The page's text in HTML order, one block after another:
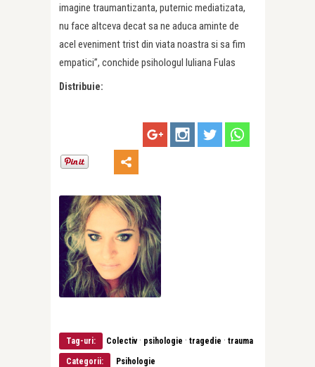
imagine traumantizanta, puternic mediatizata,
nu face altceva decat sa ne aduca aminte de
acel eveniment trist din viata noastra si sa fim
empatici”, conchide psihologul Iuliana Fulas
Distribuie:
Tag-uri: Colectiv· psihologie · tragedie · trauma
Categorii: Psihologie